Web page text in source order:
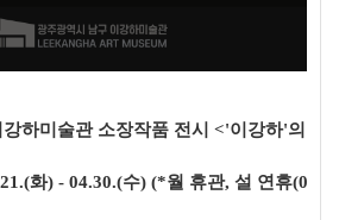
하미술관 소장작품 전시 <'이강하'의
화) - 04.30.(수) (*월 휴관, 설 연휴(0